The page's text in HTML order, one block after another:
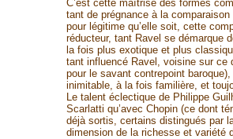
C’est cette maîtrise des formes
tant de prégnance à la
pour légitime qu’elle soit, cette
réducteur, tant Ravel se démarque
la fois plus exotique et plus
tant influencé Ravel, voisine sur ce
pour le savant contrepoint
inimitable, à la fois familière, et
Le talent éclectique de Philippe
Scarlatti qu’avec Chopin (ce dont
déjà sortis, certains distingués par
dimension de la richesse et variété